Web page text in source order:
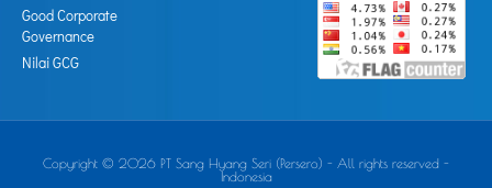
Good Corporate
Governance
Nilai GCG
Copyright © 2026 PT Sang Hyang Seri (Persero) - All rights reserved -
Indonesia